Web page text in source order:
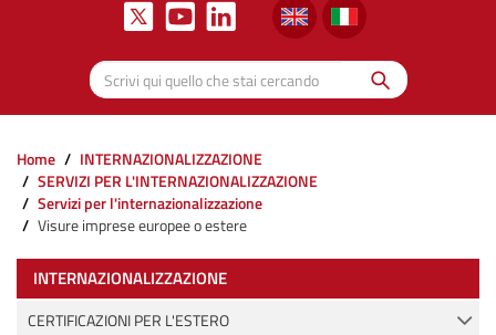
Scrivi qui quello che stai cercando
Cerca
Home
INTERNAZIONALIZZAZIONE
SERVIZI PER L'INTERNAZIONALIZZAZIONE
Servizi per l'internazionalizzazione
Visure imprese europee o estere
INTERNAZIONALIZZAZIONE
CERTIFICAZIONI PER L'ESTERO